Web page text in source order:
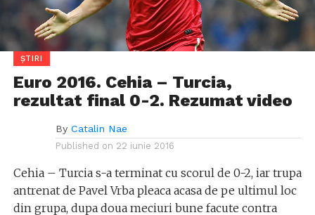
ȘTIRI
Euro 2016. Cehia – Turcia,
rezultat final 0-2. Rezumat video
By Catalin Nae
Published on 22 iunie 2016
Cehia – Turcia s-a terminat cu scorul de 0-2, iar trupa
antrenat de Pavel Vrba pleaca acasa de pe ultimul loc
din grupa, dupa doua meciuri bune facute contra